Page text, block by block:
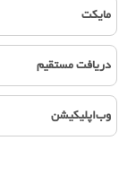
مایکت
دریافت مستقیم
وب‌اپلیکیشن